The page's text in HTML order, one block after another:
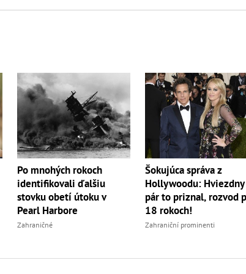
Po mnohých rokoch
identifikovali ďalšiu
stovku obetí útoku v
Pearl Harbore
Zahraničné
Šokujúca správa z
Hollywoodu: Hviezdny
pár to priznal, rozvod
18 rokoch!
Zahraniční prominenti